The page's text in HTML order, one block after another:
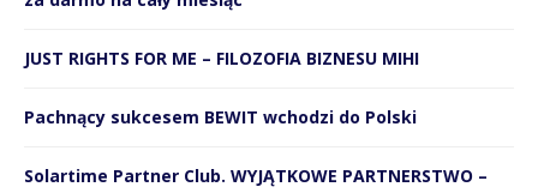
JUST RIGHTS FOR ME – FILOZOFIA BIZNESU MIHI
Pachnący sukcesem BEWIT wchodzi do Polski
Solartime Partner Club. WYJĄTKOWE PARTNERSTWO –